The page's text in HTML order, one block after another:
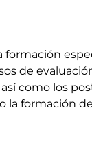
de
como los
formación